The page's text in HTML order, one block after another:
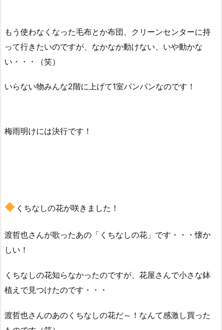
もう使わなくなった毛布とか布団、クリーンセンターに持
って行きたいのですが、なかなか動けない、いや動かな
い・・・（笑）
いらない物みんな2階に上げて1室パンパンなのです！
梅雨明けには決行です！
くちなしの花が咲きました！
渡哲也さんが歌ったあの「くちなしの花」です・・・懐か
しい！
くちなしの花知らなかったのですが、花屋さんで小さな鉢
植えで見つけたのです・・・
渡哲也さんのあのくちなしの花だ～！なんて感激し買った